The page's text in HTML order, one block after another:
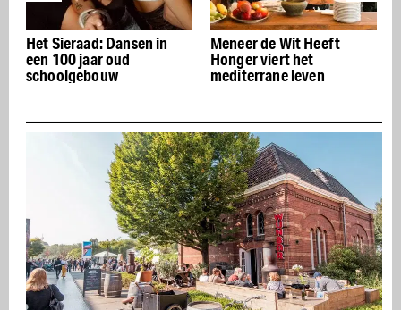
Meneer de Wit Heeft
Honger viert het
mediterrane leven
Kevin Bacon Bar:
streetfood en serieuze
cocktails